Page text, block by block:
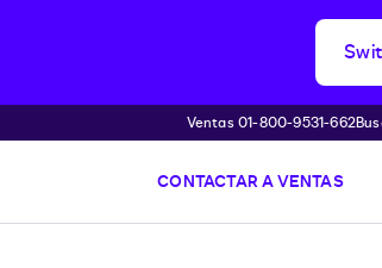
Ventas 01-800-9531-662
CONTACTAR A VENTAS